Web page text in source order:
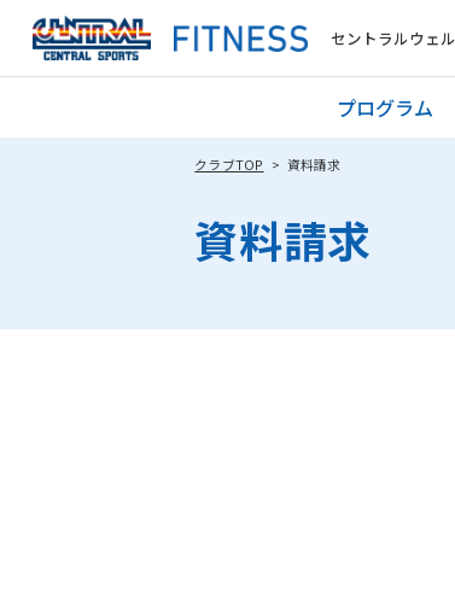
セントラルウェ
プログラム
クラブTOP 資料請求
資料請求